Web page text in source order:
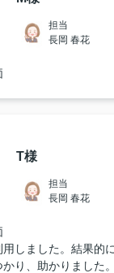
担当
長岡 春花
T様
担当
長岡 春花
しました。結果的
り、助かりました